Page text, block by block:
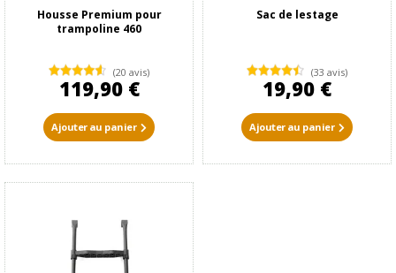
Housse Premium pour
trampoline 460
(20 avis)
119,90 €
Ajouter au panier
Sac de lestage
(33 avis)
19,90 €
Ajouter au panier